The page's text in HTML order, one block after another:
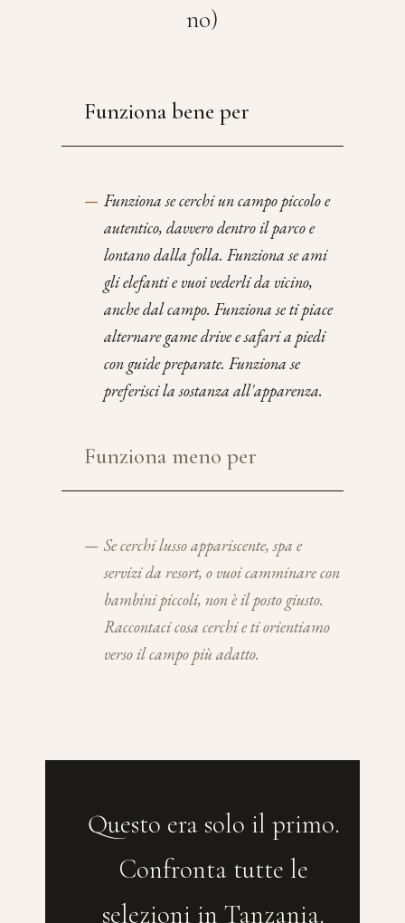
no)
Funziona bene per
— Funziona se cerchi un campo piccolo e
autentico, davvero dentro il parco e
lontano dalla folla. Funziona se ami
gli elefanti e vuoi vederli da vicino,
anche dal campo. Funziona se ti piace
alternare game drive e safari a piedi
con guide preparate. Funziona se
preferisci la sostanza all'apparenza.
Funziona meno per
— Se cerchi lusso appariscente, spa e
servizi da resort, o vuoi camminare con
bambini piccoli, non è il posto giusto.
Raccontaci cosa cerchi e ti orientiamo
verso il campo più adatto.
Questo era solo il primo.
Confronta tutte le
selezioni in Tanzania.